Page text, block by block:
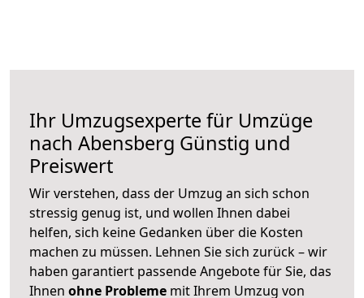
Ihr Umzugsexperte für Umzüge
nach Abensberg Günstig und
Preiswert
Wir verstehen, dass der Umzug an sich schon
stressig genug ist, und wollen Ihnen dabei
helfen, sich keine Gedanken über die Kosten
machen zu müssen. Lehnen Sie sich zurück – wir
haben garantiert passende Angebote für Sie, das
Ihnen ohne Probleme mit Ihrem Umzug von